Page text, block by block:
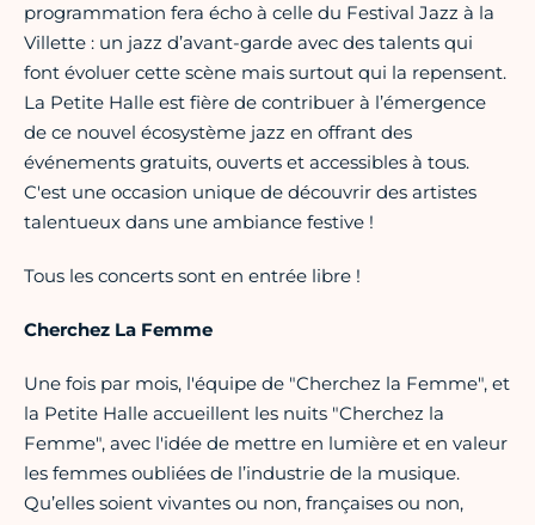
programmation fera écho à celle du Festival Jazz à la
Villette : un jazz d’avant-garde avec des talents qui
font évoluer cette scène mais surtout qui la repensent.
La Petite Halle est fière de contribuer à l’émergence
de ce nouvel écosystème jazz en offrant des
événements gratuits, ouverts et accessibles à tous.
C'est une occasion unique de découvrir des artistes
talentueux dans une ambiance festive !
Tous les concerts sont en entrée libre !
Cherchez La Femme
Une fois par mois, l'équipe de "Cherchez la Femme", et
la Petite Halle accueillent les nuits "Cherchez la
Femme", avec l'idée de mettre en lumière et en valeur
les femmes oubliées de l’industrie de la musique.
Qu’elles soient vivantes ou non, françaises ou non,